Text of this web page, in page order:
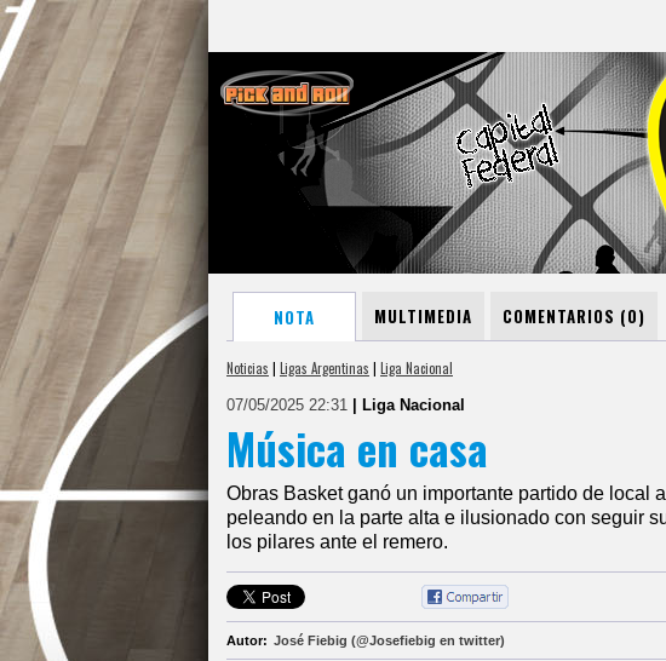
NOTA MULTIMEDIA COMENTARIOS (0)
Noticias | Ligas Argentinas | Liga Nacional
07/05/2025 22:31 | Liga Nacional
Música en casa
Obras Basket ganó un importante partido de local
peleando en la parte alta e ilusionado con seguir
los pilares ante el remero.
Autor: José Fiebig (@Josefiebig en twitter)